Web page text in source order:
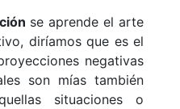
se aprende el arte
diríamos que es el
negativas
son mías también
situaciones o